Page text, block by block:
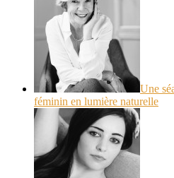
Une
féminin en lumière naturelle